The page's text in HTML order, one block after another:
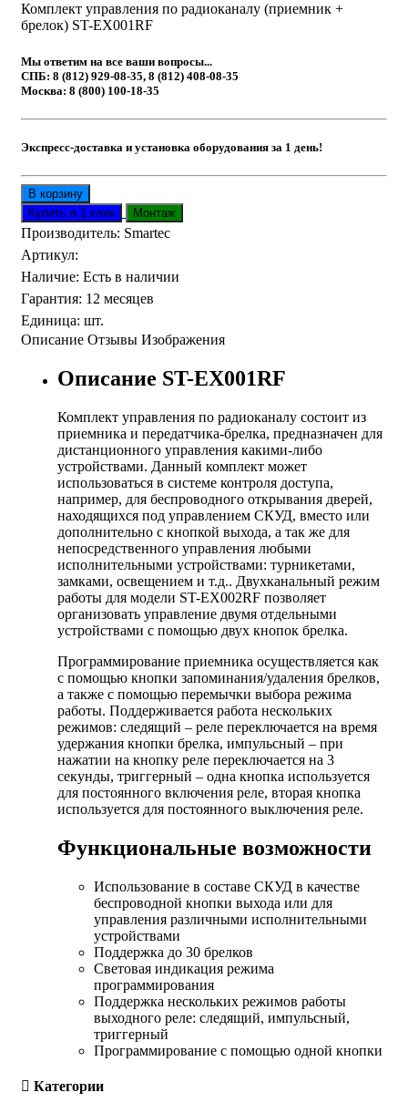
Комплект управления по радиоканалу (приемник +
брелок) ST-EX001RF
Мы ответим на все ваши вопросы...
СПБ: 8 (812) 929-08-35, 8 (812) 408-08-35
Москва: 8 (800) 100-18-35
Экспресс-доставка и установка оборудования за 1 день!
Производитель: Smartec
Артикул:
Наличие: Есть в наличии
Гарантия: 12 месяцев
Единица: шт.
Описание Отзывы Изображения
Описание ST-EX001RF
Комплект управления по радиоканалу состоит из
приемника и передатчика-брелка, предназначен для
дистанционного управления какими-либо
устройствами. Данный комплект может
использоваться в системе контроля доступа,
например, для беспроводного открывания дверей,
находящихся под управлением СКУД, вместо или
дополнительно с кнопкой выхода, а так же для
непосредственного управления любыми
исполнительными устройствами: турникетами,
замками, освещением и т.д.. Двухканальный режим
работы для модели ST-EX002RF позволяет
организовать управление двумя отдельными
устройствами с помощью двух кнопок брелка.
Программирование приемника осуществляется как
с помощью кнопки запоминания/удаления брелков,
а также с помощью перемычки выбора режима
работы. Поддерживается работа нескольких
режимов: следящий – реле переключается на время
удержания кнопки брелка, импульсный – при
нажатии на кнопку реле переключается на 3
секунды, триггерный – одна кнопка используется
для постоянного включения реле, вторая кнопка
используется для постоянного выключения реле.
Функциональные возможности
Использование в составе СКУД в качестве
беспроводной кнопки выхода или для
управления различными исполнительными
устройствами
Поддержка до 30 брелков
Световая индикация режима
программирования
Поддержка нескольких режимов работы
выходного реле: следящий, импульсный,
триггерный
Программирование с помощью одной кнопки
Категории